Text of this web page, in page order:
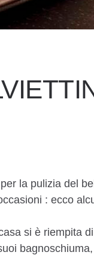
la pulizia del
: ecco
si è riempita